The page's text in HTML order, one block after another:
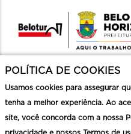
POLÍTICA DE COOKIES
Usamos cookies para assegurar
tenha a melhor experiência. Ao
site, você concorda com a nossa